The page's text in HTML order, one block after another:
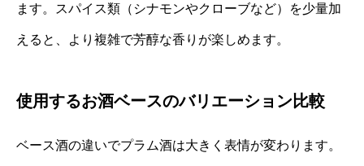
ます。スパイス類（シナモンやクローブなど）を少量加
えると、より複雑で芳醇な香りが楽しめます。
使用するお酒ベースのバリエーション比較
ベース酒の違いでプラム酒は大きく表情が変わります。